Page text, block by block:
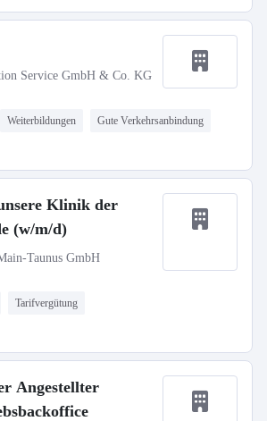
Service GmbH & Co. KG
Weiterbildungen Gute Verkehrsanbindung
Klinik der
(w/m/d)
Taunus GmbH
Tarifvergütung
Angestellter